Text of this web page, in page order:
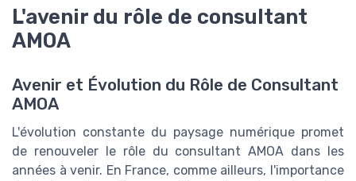
L'avenir du rôle de consultant
AMOA
Avenir et Évolution du Rôle de Consultant
AMOA
L'évolution constante du paysage numérique promet
de renouveler le rôle du consultant AMOA dans les
années à venir. En France, comme ailleurs, l'importance